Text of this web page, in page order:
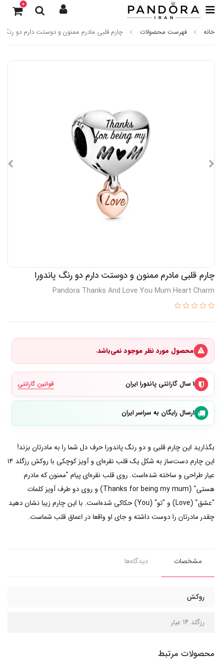
0
خانه فهرست محصولات چارم قلبی مادرم ممنون و دوستت دارم دو رنگ
چارم قلبی مادرم ممنون و دوستت دارم دو رنگ پاندورا
Pandora Thanks And Love You Mum Heart Charm
محصول مورد نظر موجود نمی‌باشد.
۱ سال گارانتی پاندورا ایران قوانین گارانتی
ارسال رایگان به سراسر ایران
بگذارید این چارم قلبی و دو رنگ پاندورا حرف دل شما را به مادرتان بزند!
این چارم دست‌ساز به شکل یک قلب نقره‌ای و آویز کوچکی با روکش رزگلد ۱۴
عیار طراحی و ساخته شده‌است. روی قلب نقره‌ای پیام‌ "ممنون که مادرم
هستی" (Thanks for being my mum) و روی دو طرف آویز کلمات
"عشق" (Love) و "تو" (You) حکاکی شده‌است. با این‌ چارم زیبا نشان دهید
چقدر مادرتان را دوست داشته و جای او واقعا در اعماق قلب شماست.
مشخصات دیدگاه‌ها
روکش
رزگلد 14 عیار
محصولات مرتبط